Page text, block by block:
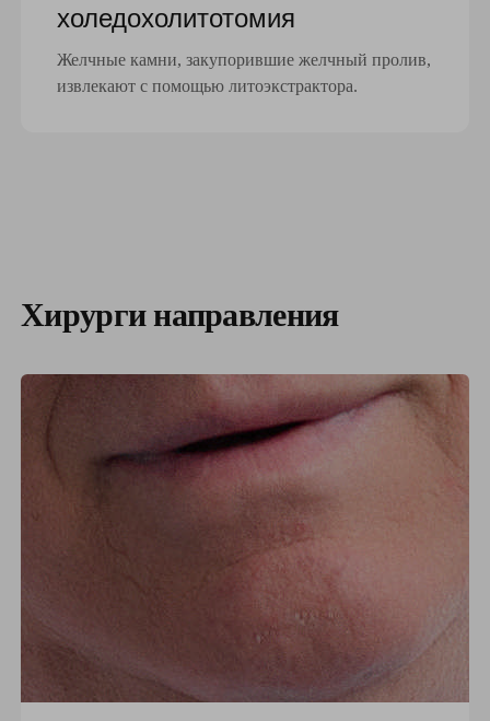
холедохолитотомия
Желчные камни, закупорившие желчный пролив,
извлекают с помощью литоэкстрактора.
Хирурги направления